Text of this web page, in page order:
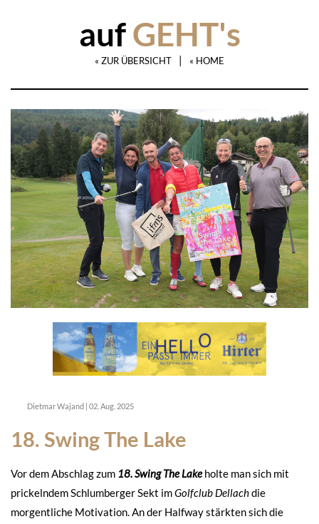
aufGEHT's
« ZUR ÜBERSICHT | « HOME
Dietmar Wajand | 02. Aug. 2025
18. Swing The Lake
Vor dem Abschlag zum 18. Swing The Lakeholte man sich mit
prickelndem Schlumberger Sekt imGolfclub Dellachdie
morgentliche Motivation. An der Halfway stärkten sich die